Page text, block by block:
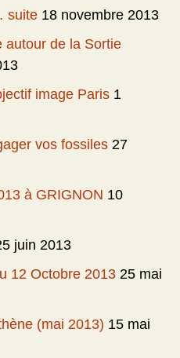
suite 18 novembre 2013
autour de la Sortie
image Paris 1
vos fossiles 27
à GRIGNON 10
juin 2013
12 Octobre 2013 25 mai
(mai 2013) 15 mai